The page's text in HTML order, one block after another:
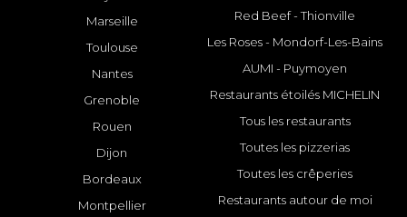
Marseille
Toulouse
Nantes
Grenoble
Rouen
Dijon
Bordeaux
Montpellier
Red Beef - Thionville
Les Roses - Mondorf-Les-Bains
AUMI - Puymoyen
Restaurants étoilés MICHELIN
Tous les restaurants
Toutes les pizzerias
Toutes les crêperies
Restaurants autour de moi